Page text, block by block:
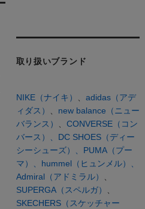
取り扱いブランド
NIKE（ナイキ）
adidas（アデ
ィダス）
new balance（ニュー
バランス）
CONVERSE（コン
バース）、 DC SHOES（ディー
シーシューズ）、 PUMA（プー
マ）、 hummel（ヒュンメル）、
Admiral（アドミラル）
SUPERGA（スペルガ）
SKECHERS（スケッチャー